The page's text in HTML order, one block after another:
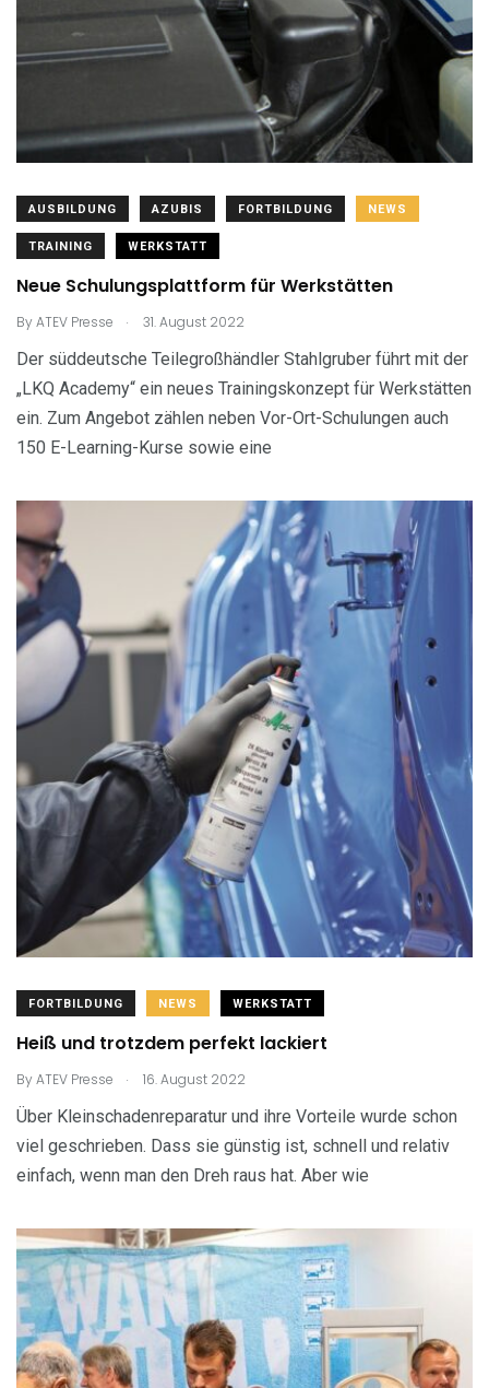
AUSBILDUNG AZUBIS FORTBILDUNG NEWS
TRAINING WERKSTATT
Neue Schulungsplattform für Werkstätten
ByATEV Presse . 31. August 2022
Der süddeutsche Teilegroßhändler Stahlgruber führt mit der
„LKQ Academy“ ein neues Trainingskonzept für Werkstätten
ein. Zum Angebot zählen neben Vor-Ort-Schulungen auch
150 E-Learning-Kurse sowie eine
FORTBILDUNG NEWS WERKSTATT
Heiß und trotzdem perfekt lackiert
ByATEV Presse . 16. August 2022
Über Kleinschadenreparatur und ihre Vorteile wurde schon
viel geschrieben. Dass sie günstig ist, schnell und relativ
einfach, wenn man den Dreh raus hat. Aber wie